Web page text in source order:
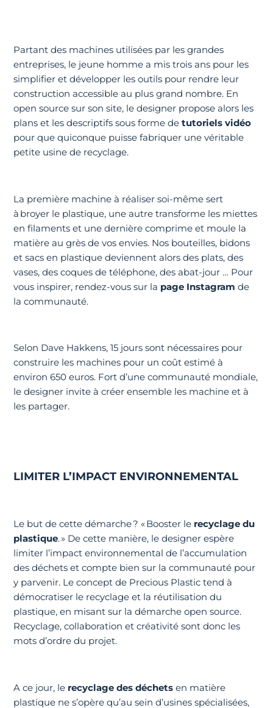
Partant des machines utilisées par les grandes
entreprises, le jeune homme a mis trois ans pour les
simplifier et développer les outils pour rendre leur
construction accessible au plus grand nombre. En
open source sur son site, le designer propose alors les
plans et les descriptifs sous forme detutoriels vidéo
pour que quiconque puisse fabriquer une véritable
petite usine de recyclage.
La première machine à réaliser soi-même sert
à broyer le plastique, une autre transforme les miettes
en filaments et une dernière comprime et moule la
matière au grès de vos envies. Nos bouteilles, bidons
et sacs en plastique deviennent alors des plats, des
vases, des coques de téléphone, des abat-jour … Pour
vous inspirer, rendez-vous sur la page Instagram de
la communauté.
Selon Dave Hakkens, 15 jours sont nécessaires pour
construire les machines pour un coût estimé à
environ 650 euros. Fort d’une communauté mondiale,
le designer invite à créer ensemble les machine et à
les partager.
LIMITER L’IMPACT ENVIRONNEMENTAL
Le but de cette démarche ? « Booster le recyclage du
plastique. » De cette manière, le designer espère
limiter l’impact environnemental de l’accumulation
des déchets et compte bien sur la communauté pour
y parvenir. Le concept de Precious Plastic tend à
démocratiser le recyclage et la réutilisation du
plastique, en misant sur la démarche open source.
Recyclage, collaboration et créativité sont donc les
mots d’ordre du projet.
A ce jour, le recyclage des déchets en matière
plastique ne s’opère qu’au sein d’usines spécialisées,